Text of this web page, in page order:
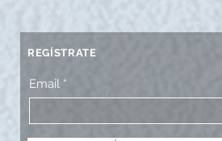
REGÍSTRATE
Email